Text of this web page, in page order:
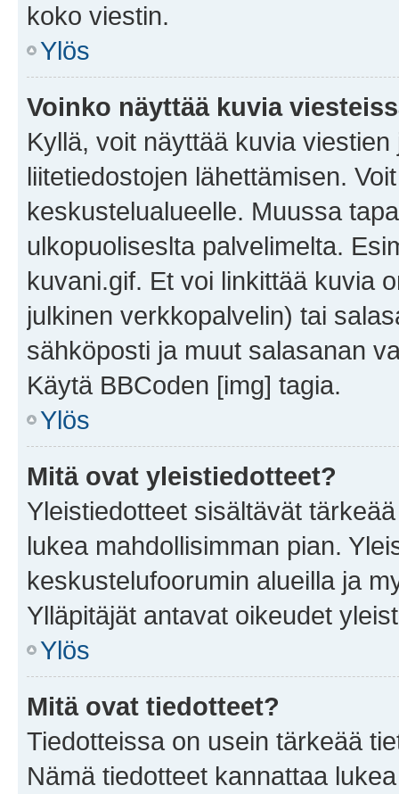
koko viestin.
Ylös
Voinko näyttää kuvia
Kyllä, voit näyttää kuvia
liitetiedostojen lähettämisen.
keskustelualueelle. Muussa
ulkopuoliseslta palvelimelta.
kuvani.gif. Et voi linkittää kuvia
julkinen verkkopalvelin) tai
sähköposti ja muut salasanan
Käytä BBCoden [img] tagia.
Ylös
Mitä ovat yleistiedotteet?
Yleistiedotteet sisältävät
lukea mahdollisimman pian.
keskustelufoorumin alueilla ja
Ylläpitäjät antavat oikeudet
Ylös
Mitä ovat tiedotteet?
Tiedotteissa on usein tärkeää
Nämä tiedotteet kannattaa